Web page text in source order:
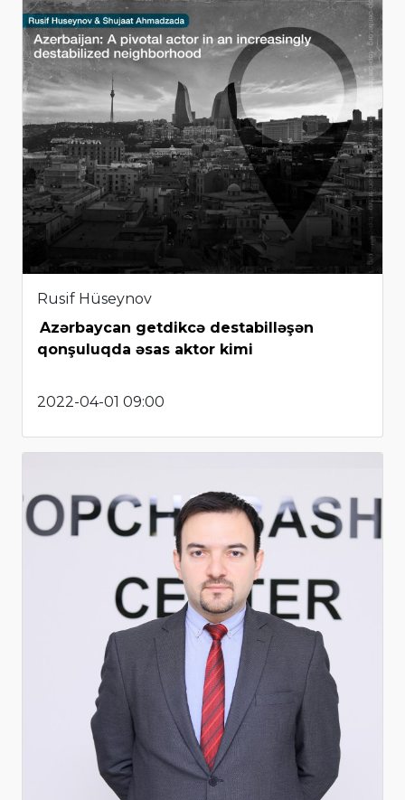
Rusif Hüseynov
Azərbaycan getdikcə destabilləşən
qonşuluqda əsas aktor kimi
2022-04-01 09:00